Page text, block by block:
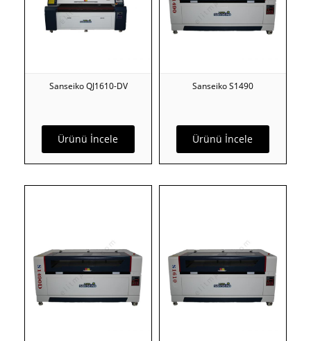
Ürünü İncele
Sanseiko QJ1610-DV
Ürünü İncele
Sanseiko S1490